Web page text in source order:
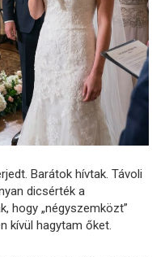
Barátok hívtak. Távoli
dicsérték a
hogy „négyszemközt”
kívül hagytam őket.